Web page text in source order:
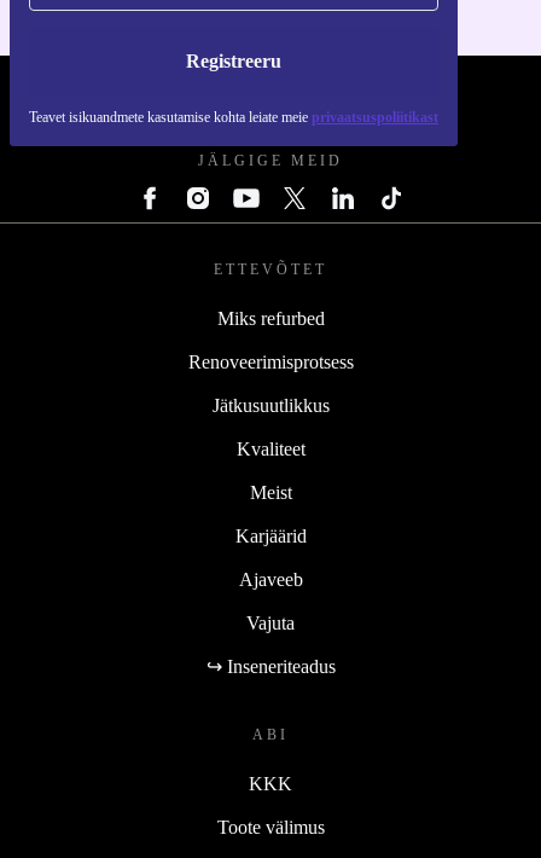
Registreeru
Teavet isikuandmete kasutamise kohta leiate meie privaatsuspoliitikast
JÄLGIGE MEID
ETTEVÕTET
Miks refurbed
Renoveerimisprotsess
Jätkusuutlikkus
Kvaliteet
Meist
Karjäärid
Ajaveeb
Vajuta
↪ Inseneriteadus
ABI
KKK
Toote välimus